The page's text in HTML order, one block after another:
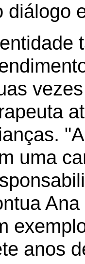
diálogo
uma
anos